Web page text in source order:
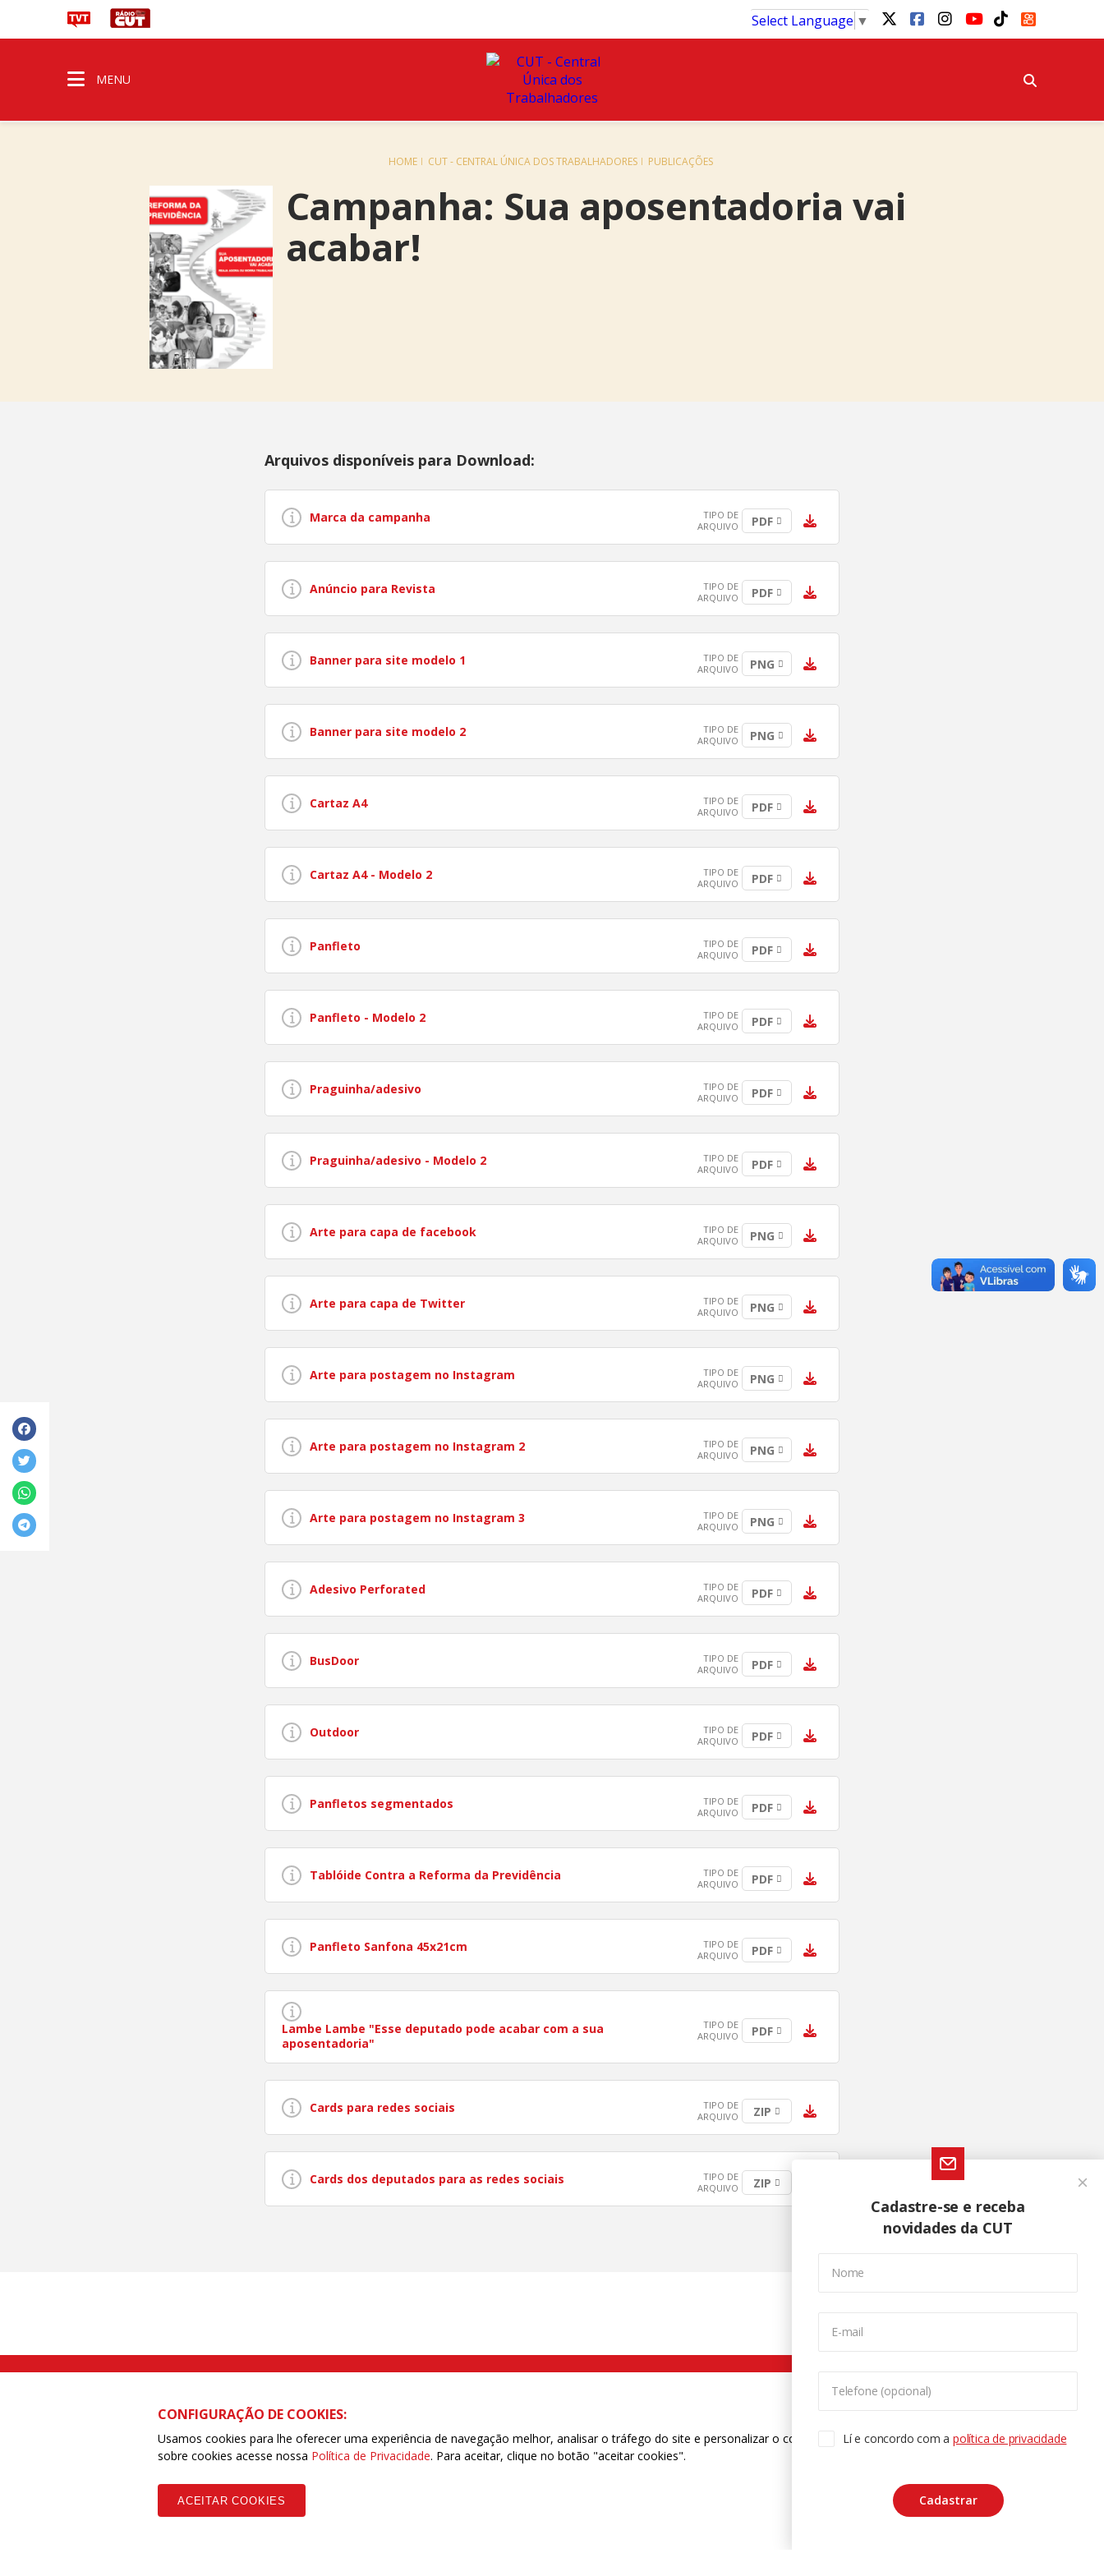
Select Language ▼
MENU
HOME CUT - CENTRAL ÚNICA DOS TRABALHADORES PUBLICAÇÕES
Campanha: Sua aposentadoria vai
acabar!
Arquivos disponíveis para Download:
Marca da campanha
TIPO DE
ARQUIVO
PDF
Anúncio para Revista
TIPO DE
ARQUIVO
PDF
Banner para site modelo 1
TIPO DE
ARQUIVO
PNG
Banner para site modelo 2
TIPO DE
ARQUIVO
PNG
Cartaz A4
TIPO DE
ARQUIVO
PDF
Cartaz A4 - Modelo 2
TIPO DE
ARQUIVO
PDF
Panfleto
TIPO DE
ARQUIVO
PDF
Panfleto - Modelo 2
TIPO DE
ARQUIVO
PDF
Praguinha/adesivo
TIPO DE
ARQUIVO
PDF
Praguinha/adesivo - Modelo 2
TIPO DE
ARQUIVO
PDF
Arte para capa de facebook
TIPO DE
ARQUIVO
PNG
Arte para capa de Twitter
TIPO DE
ARQUIVO
PNG
Arte para postagem no Instagram
TIPO DE
ARQUIVO
PNG
Arte para postagem no Instagram 2
TIPO DE
ARQUIVO
PNG
Arte para postagem no Instagram 3
TIPO DE
ARQUIVO
PNG
Adesivo Perforated
TIPO DE
ARQUIVO
PDF
BusDoor
TIPO DE
ARQUIVO
PDF
Outdoor
TIPO DE
ARQUIVO
PDF
Panfletos segmentados
TIPO DE
ARQUIVO
PDF
Tablóide Contra a Reforma da Previdência
TIPO DE
ARQUIVO
PDF
Panfleto Sanfona 45x21cm
TIPO DE
ARQUIVO
PDF
Lambe Lambe "Esse deputado pode acabar com a sua
aposentadoria"
TIPO DE
ARQUIVO
PDF
Cards para redes sociais
TIPO DE
ARQUIVO
ZIP
Cards dos deputados para as redes sociais
TIPO DE
ARQUIVO
ZIP
Cadastre-se e receba
novidades da CUT
Nome
E-mail
Telefone (opcional)
Lí e concordo com apolítica de privacidade
Cadastrar
Rua Caetano Pinto nº 575 CEP 03041-000 Brás, São Paulo/SP | Telefone (11) 2108 9200 - Fax (11) 2108 9310
Copyleft CUT Central Única dos Trabalhadores 3.960 - Entidades Filiadas | 7.933.029 - Trabalhadores(as) Associados | 25.831.443 - Trabalhadores(as) na Base
CONFIGURAÇÃO DE COOKIES:
Usamos cookies para lhe oferecer uma experiência de navegação melhor, analisar o tráfego do site e personalizar o conteúdo. Para saber mais
sobre cookies acesse nossa Política de Privacidade. Para aceitar, clique no botão "aceitar cookies".
ACEITAR COOKIES